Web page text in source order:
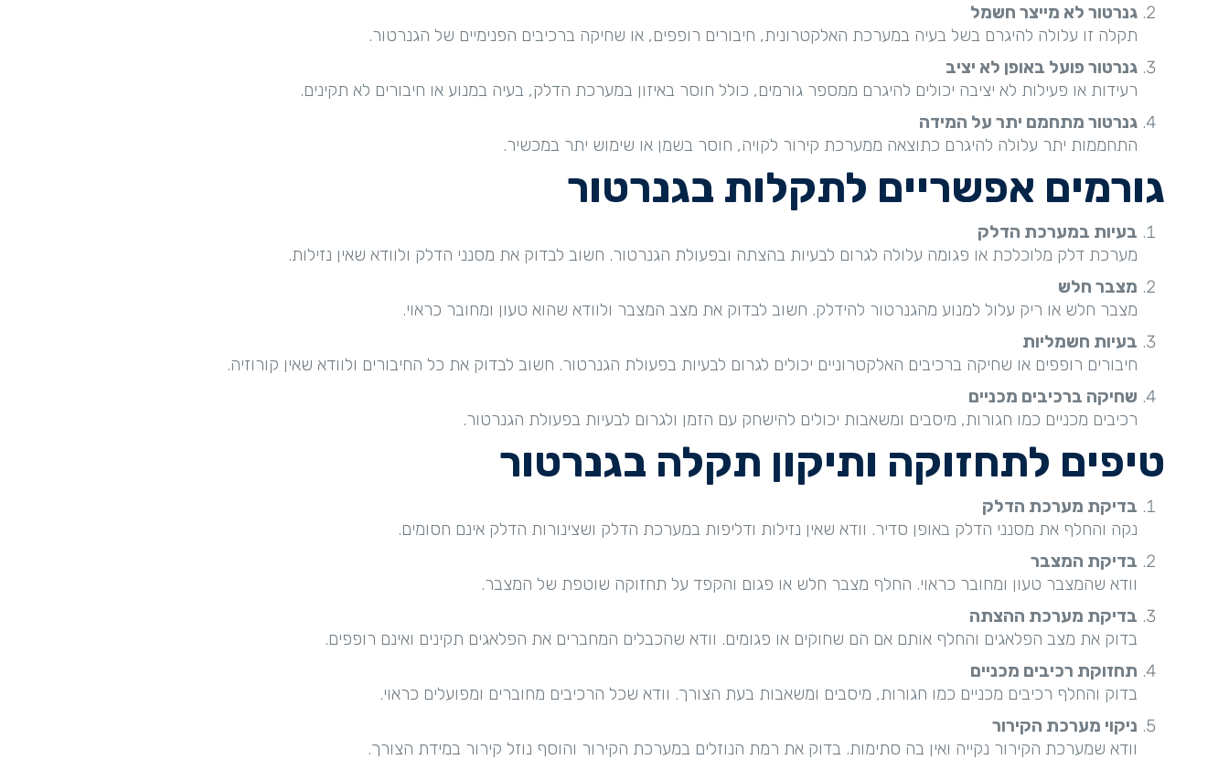
גנרטור לא מייצר חשמל
תקלה זו עלולה להיגרם בשל בעיה במערכת האלקטרונית, חיבורים רופפים, או שחיקה ברכיבים הפנימיים של הגנרטור.
גנרטור פועל באופן לא יציב
רעידות או פעילות לא יציבה יכולים להיגרם ממספר גורמים, כולל חוסר באיזון במערכת הדלק, בעיה במנוע או חיבורים לא תקינים.
גנרטור מתחמם יתר על המידה
התחממות יתר עלולה להיגרם כתוצאה ממערכת קירור לקויה, חוסר בשמן או שימוש יתר במכשיר.
גורמים אפשריים לתקלות בגנרטור
בעיות במערכת הדלק
מערכת דלק מלוכלכת או פגומה עלולה לגרום לבעיות בהצתה ובפעולת הגנרטור. חשוב לבדוק את מסנני הדלק ולוודא שאין נזילות.
מצבר חלש
מצבר חלש או ריק עלול למנוע מהגנרטור להידלק. חשוב לבדוק את מצב המצבר ולוודא שהוא טעון ומחובר כראוי.
בעיות חשמליות
חיבורים רופפים או שחיקה ברכיבים האלקטרוניים יכולים לגרום לבעיות בפעולת הגנרטור. חשוב לבדוק את כל החיבורים ולוודא שאין קורוזיה.
שחיקה ברכיבים מכניים
רכיבים מכניים כמו חגורות, מיסבים ומשאבות יכולים להישחק עם הזמן ולגרום לבעיות בפעולת הגנרטור.
טיפים לתחזוקה ותיקון תקלה בגנרטור
בדיקת מערכת הדלק
נקה והחלף את מסנני הדלק באופן סדיר. וודא שאין נזילות ודליפות במערכת הדלק ושצינורות הדלק אינם חסומים.
בדיקת המצבר
וודא שהמצבר טעון ומחובר כראוי. החלף מצבר חלש או פגום והקפד על תחזוקה שוטפת של המצבר.
בדיקת מערכת ההצתה
בדוק את מצב הפלאגים והחלף אותם אם הם שחוקים או פגומים. וודא שהכבלים המחברים את הפלאגים תקינים ואינם רופפים.
תחזוקת רכיבים מכניים
בדוק והחלף רכיבים מכניים כמו חגורות, מיסבים ומשאבות בעת הצורך. וודא שכל הרכיבים מחוברים ומפועלים כראוי.
ניקוי מערכת הקירור
וודא שמערכת הקירור נקייה ואין בה סתימות. בדוק את רמת הנוזלים במערכת הקירור והוסף נוזל קירור במידת הצורך.